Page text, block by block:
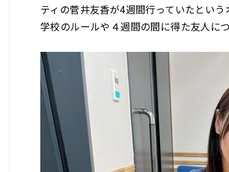
ティの菅井友香が4週間行っていたとい
学校のルールや４週間の間に得た友人に